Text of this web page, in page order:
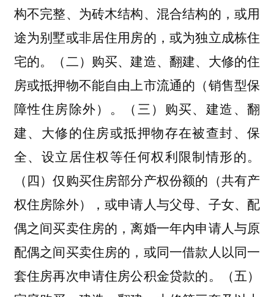
构不完整、为砖木结构、混合结构的，或用
途为别墅或非居住用房的，或为独立成栋住
宅的。（二）购买、建造、翻建、大修的住
房或抵押物不能自由上市流通的（销售型保
障性住房除外）。（三）购买、建造、翻
建、大修的住房或抵押物存在被查封、保
全、设立居住权等任何权利限制情形的。
（四）仅购买住房部分产权份额的（共有产
权住房除外），或申请人与父母、子女、配
偶之间买卖住房的，离婚一年内申请人与原
配偶之间买卖住房的，或同一借款人以同一
套住房再次申请住房公积金贷款的。（五）